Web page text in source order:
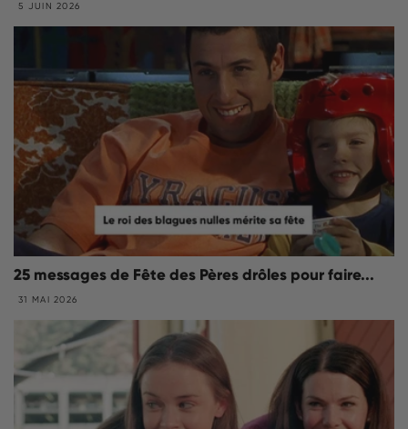
5 JUIN 2026
25 messages de Fête des Pères drôles pour faire...
31 MAI 2026